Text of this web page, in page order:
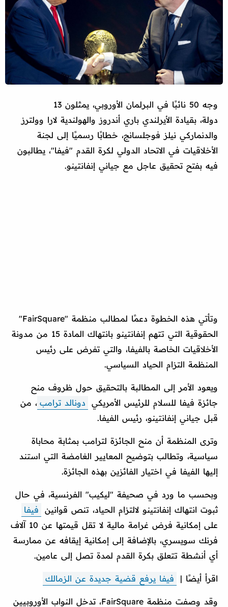
وجه 50 نائبًا في البرلمان الأوروبي، يمثلون 13
دولة، بقيادة الأيرلندي باري أندروز والهولندية لارا وولترز
والدنماركي نيلز فوجلسانج، خطابًا رسميًا إلى لجنة
الأخلاقيات في الاتحاد الدولي لكرة القدم "فيفا"، يطالبون
فيه بفتح تحقيق عاجل مع جياني إنفانتينو.
وتأتي هذه الخطوة دعمًا لمطالب منظمة "FairSquare"
الحقوقية التي تتهم إنفانتينو بانتهاك المادة 15 من مدونة
الأخلاقيات الخاصة بالفيفا، والتي تفرض على رئيس
المنظمة التزام الحياد السياسي.
ويعود الأمر إلى المطالبة بالتحقيق حول ظروف منح
جائزة فيفا للسلام للرئيس الأمريكي
دونالد ترامب ، من
قبل جياني إنفانتينو، رئيس الفيفا.
وترى المنظمة أن منح الجائزة لترامب بمثابة محاباة
سياسية، وتطالب بتوضيح المعايير الغامضة التي استند
إليها الفيفا في اختيار الفائزين بهذه الجائزة.
وبحسب ما ورد في صحيفة "ليكيب" الفرنسية، في حال
ثبوت انتهاك إنفانتينو لالتزام الحياد، تنص قوانين
فيفا
على إمكانية فرض غرامة مالية لا تقل قيمتها عن 10 آلاف
فرنك سويسري، بالإضافة إلى إمكانية إيقافه عن ممارسة
أي أنشطة تتعلق بكرة القدم لمدة تصل إلى عامين.
اقرأ أيضًا | فيفا يرفع قضية جديدة عن الزمالك
وقد وصفت منظمة FairSquare، تدخل النواب الأوروبيين